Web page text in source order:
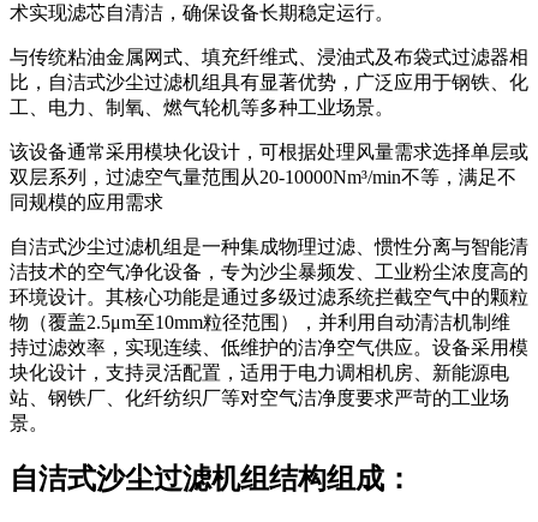
术实现滤芯自清洁，确保设备长期稳定运行。
与传统粘油金属网式、填充纤维式、浸油式及布袋式过滤器相
比，自洁式沙尘过滤机组具有显著优势，广泛应用于钢铁、化
工、电力、制氧、燃气轮机等多种工业场景。
该设备通常采用模块化设计，可根据处理风量需求选择单层或
双层系列，过滤空气量范围从20-10000Nm³/min不等，满足不
同规模的应用需求
自洁式沙尘过滤机组是一种集成物理过滤、惯性分离与智能清
洁技术的空气净化设备，专为沙尘暴频发、工业粉尘浓度高的
环境设计。其核心功能是通过多级过滤系统拦截空气中的颗粒
物（覆盖2.5μm至10mm粒径范围），并利用自动清洁机制维
持过滤效率，实现连续、低维护的洁净空气供应。设备采用模
块化设计，支持灵活配置，适用于电力调相机房、新能源电
站、钢铁厂、化纤纺织厂等对空气洁净度要求严苛的工业场
景。
自洁式沙尘过滤机组结构组成：